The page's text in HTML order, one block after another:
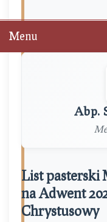
Menu
Abp.
List pasterski
na Adwent
Chrystusowy